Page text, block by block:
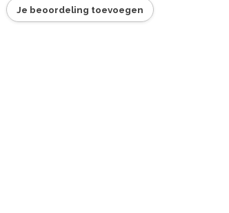
Je beoordeling toevoegen